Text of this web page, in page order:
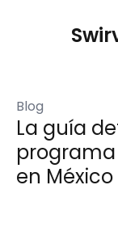
Swir
Blog
La guía
en México